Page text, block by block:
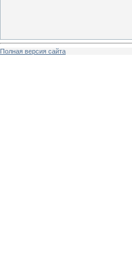
Полная версия сайта